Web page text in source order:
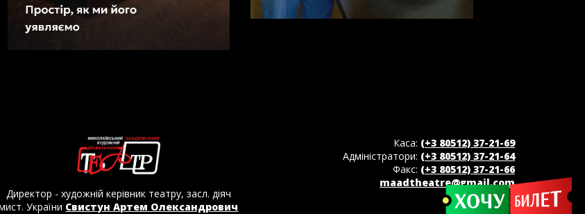
Директор - художній керівник театру, засл. діяч
України Свистун Артем Олександрович
Каса: (+3 80512) 37-21-69
Адміністратори: (+3 80512) 37-21-64
Факс: (+3 80512) 37-21-66
maadtheatre@gmail.com